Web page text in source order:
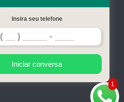
Serviços
Contato
Mapa do site
1
Insira seu telefone
Iniciar conversa